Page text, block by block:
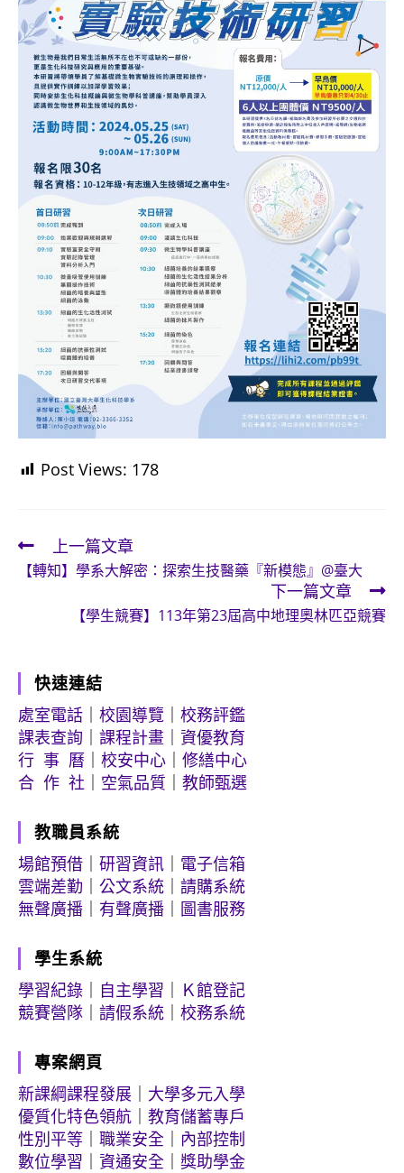
Post Views: 178
Read
more
articles
上一篇文章
【轉知】學系大解密：探索生技醫藥『新模態』@臺大
下一篇文章
【學生競賽】113年第23屆高中地理奧林匹亞競賽
快速連結
處室電話
校園導覽
校務評鑑
課表查詢
課程計畫
資優教育
行 事 曆
校安中心
修繕中心
合 作 社
空氣品質 教師甄選
教職員系統
場館預借
研習資訊
電子信箱
雲端差勤
公文系統
請購系統
無聲廣播
有聲廣播 圖書服務
學生系統
學習紀錄
自主學習
Ｋ館登記
競賽營隊
請假系統 校務系統
專案網頁
新課綱課程發展
大學多元入學
優質化特色領航
教育儲蓄專戶
性別平等
職業安全
內部控制
數位學習
資通安全 獎助學金